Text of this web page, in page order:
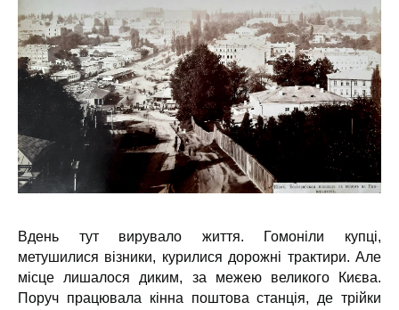
Вдень тут вирувало життя. Гомоніли купці,
метушилися візники, курилися дорожні трактири. Але
місце лишалося диким, за межею великого Києва.
Поруч працювала кінна поштова станція, де трійки